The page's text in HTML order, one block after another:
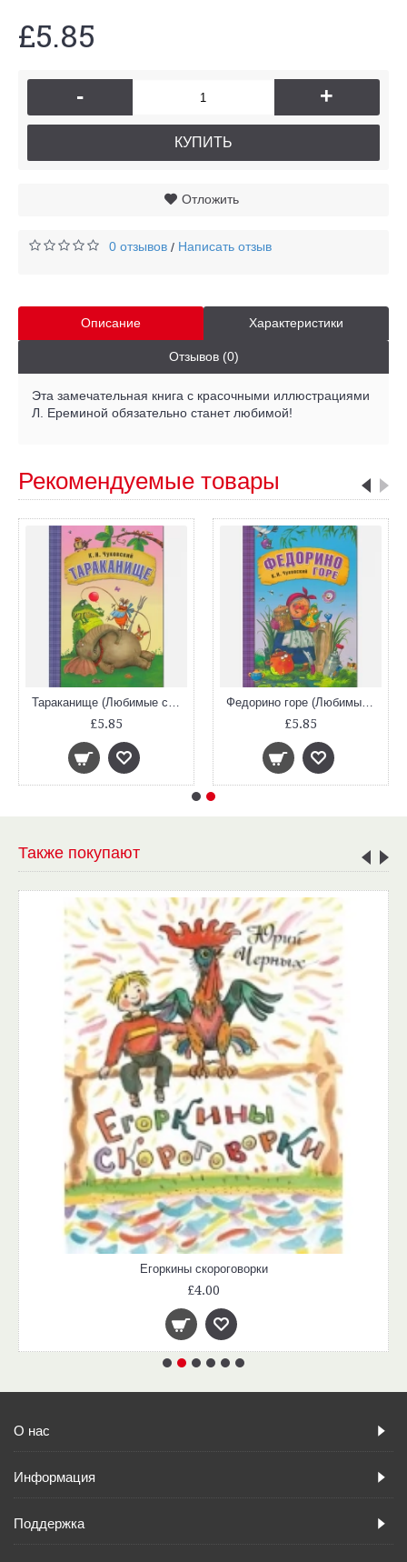
£5.85
- +
КУПИТЬ
Отложить
0 отзывов / Написать отзыв
Описание Характеристики
Отзывов (0)
Эта замечательная книга с красочными иллюстрациями
Л. Ереминой обязательно станет любимой!
Рекомендуемые товары
Тараканище (Любимые сказки Чуковского)
£5.85
Федорино горе (Любимые сказки Чуковского)
£5.85
Также покупают
Егоркины скороговорки
£4.00
О нас
Информация
Поддержка